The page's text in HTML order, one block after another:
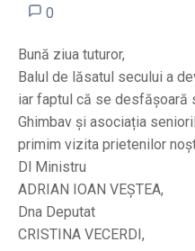
0
Bună ziua tuturor,
Balul de lăsatul secului a
iar faptul că se desfășoară
Ghimbav și asociația
primim vizita prietenilor
Dl Ministru
ADRIAN IOAN VEȘTEA,
Dna Deputat
CRISTINA VECERDI,